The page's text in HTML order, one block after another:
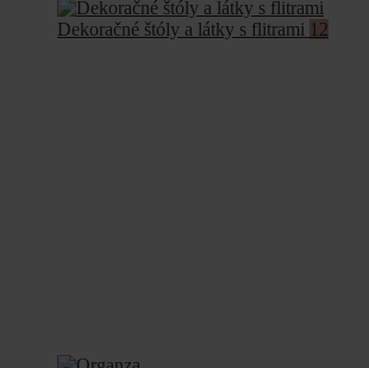
Dekoračné štóly a látky s flitrami 12